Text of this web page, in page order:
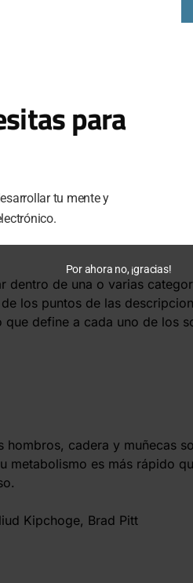
pareces más? De izquierda a derecha:
dentro de una o varias
los puntos de las
define a cada uno de los
cadera y muñecas
metabolismo es más rápido
Kipchoge, Brad Pitt
para
tu mente y
Por ahora no, ¡gracias!